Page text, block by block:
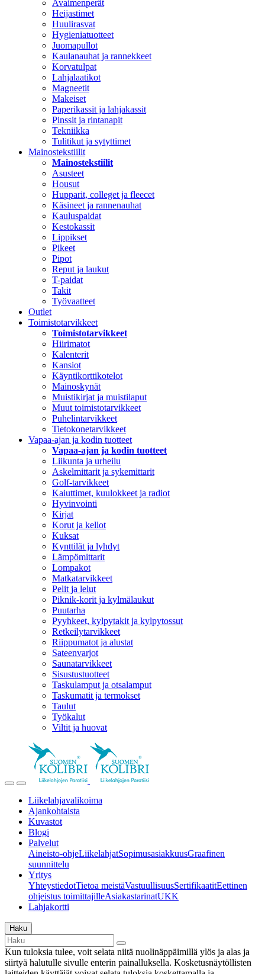
Avaimenperät
Heijastimet
Huulirasvat
Hygieniatuotteet
Juomapullot
Kaulanauhat ja rannekkeet
Korvatulpat
Lahjalaatikot
Magneetit
Makeiset
Paperikassit ja lahjakassit
Pinssit ja rintanapit
Tekniikka
Tulitikut ja sytyttimet
Mainostekstiilit
Mainostekstiilit
Asusteet
Housut
Hupparit, colleget ja fleecet
Käsineet ja rannenauhat
Kauluspaidat
Kestokassit
Lippikset
Pikeet
Pipot
Reput ja laukut
T-paidat
Takit
Työvaatteet
Outlet
Toimistotarvikkeet
Toimistotarvikkeet
Hiirimatot
Kalenterit
Kansiot
Käyntikorttikotelot
Mainoskynät
Muistikirjat ja muistilaput
Muut toimistotarvikkeet
Puhelintarvikkeet
Tietokonetarvikkeet
Vapaa-ajan ja kodin tuotteet
Vapaa-ajan ja kodin tuotteet
Liikunta ja urheilu
Askelmittarit ja sykemittarit
Golf-tarvikkeet
Kaiuttimet, kuulokkeet ja radiot
Hyvinvointi
Kirjat
Korut ja kellot
Kuksat
Kynttilät ja lyhdyt
Lämpömittarit
Lompakot
Matkatarvikkeet
Pelit ja lelut
Piknik-korit ja kylmälaukut
Puutarha
Pyyhkeet, kylpytakit ja kylpytossut
Retkeilytarvikkeet
Riippumatot ja alustat
Sateenvarjot
Saunatarvikkeet
Sisustustuotteet
Taskulamput ja otsalamput
Taskumatit ja termokset
Taulut
Työkalut
Viltit ja huovat
Liikelahjavalikoima
Ajankohtaista
Kuvastot
Blogi
Palvelut
Aineisto-ohjeLiikelahjatSopimusasiakkuusGraafinen
suunnittelu
Yritys
YhteystiedotTietoa meistäVastuullisuusSertifikaatitEettinen
ohjeistus toimittajilleAsiakastarinatUKK
Lahjakortti
Haku
Kun tuloksia tulee, voit selata niitä nuolinäppäimillä ylös ja alas ja
siirtyä halutulle sivulle enterin painalluksella. Kosketusnäytöllisten